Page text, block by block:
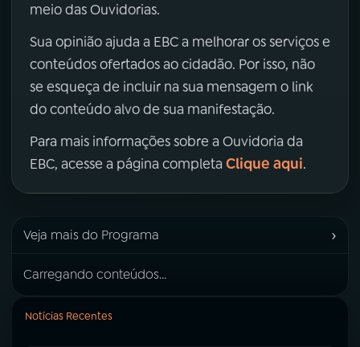
meio das Ouvidorias.
Sua opinião ajuda a EBC a melhorar os serviços e
conteúdos ofertados ao cidadão. Por isso, não
se esqueça de incluir na sua mensagem o link
do conteúdo alvo de sua manifestação.
Para mais informações sobre a Ouvidoria da
EBC, acesse a página completa Clique aqui.
Veja mais do Programa ›
Carregando conteúdos...
Notícias Recentes